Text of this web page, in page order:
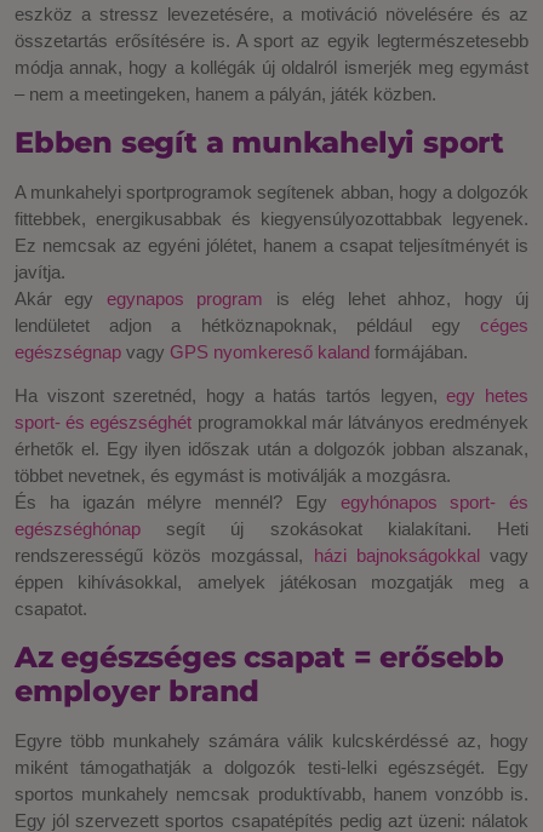
eszköz a stressz levezetésére, a motiváció növelésére és az
összetartás erősítésére is. A sport az egyik legtermészetesebb
módja annak, hogy a kollégák új oldalról ismerjék meg egymást
– nem a meetingeken, hanem a pályán, játék közben.
Ebben segít a munkahelyi sport
A munkahelyi sportprogramok segítenek abban, hogy a dolgozók
fittebbek, energikusabbak és kiegyensúlyozottabbak legyenek.
Ez nemcsak az egyéni jólétet, hanem a csapat teljesítményét is
javítja.
Akár egy egynapos program is elég lehet ahhoz, hogy új
lendületet adjon a hétköznapoknak, például egy céges
egészségnap vagy GPS nyomkereső kaland formájában.
Ha viszont szeretnéd, hogy a hatás tartós legyen,egy hetes
sport- és egészséghét programokkal már látványos eredmények
érhetők el. Egy ilyen időszak után a dolgozók jobban alszanak,
többet nevetnek, és egymást is motiválják a mozgásra.
És ha igazán mélyre mennél? Egy egyhónapos sport- és
egészséghónap segít új szokásokat kialakítani. Heti
rendszerességű közös mozgással, házi bajnokságokkalvagy
éppen kihívásokkal, amelyek játékosan mozgatják meg a
csapatot.
Az egészséges csapat = erősebb
employer brand
Egyre több munkahely számára válik kulcskérdéssé az, hogy
miként támogathatják a dolgozók testi-lelki egészségét. Egy
sportos munkahely nemcsak produktívabb, hanem vonzóbb is.
Egy jól szervezett sportos csapatépítés pedig azt üzeni: nálatok